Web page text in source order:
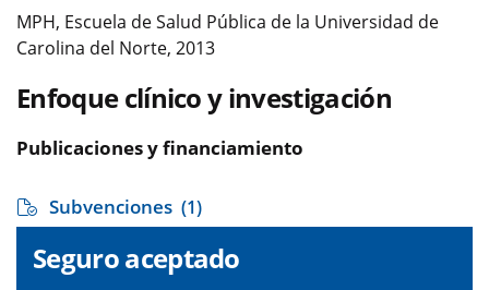
MPH, Escuela de Salud Pública de la Universidad de
Carolina del Norte, 2013
Enfoque clínico y investigación
Publicaciones y financiamiento
Subvenciones (1)
Seguro aceptado